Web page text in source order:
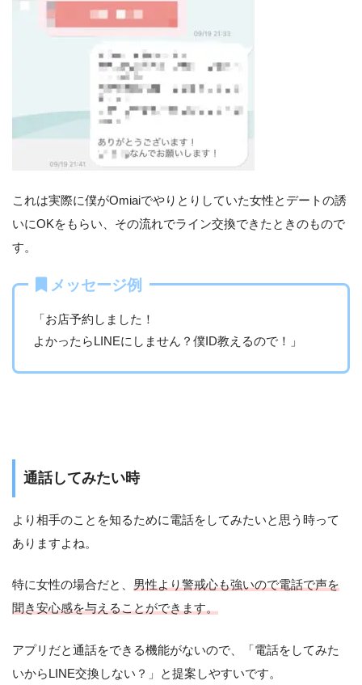
これは実際に僕がOmiaiでやりとりしていた女性とデートの誘
いにOKをもらい、その流れでライン交換できたときのもので
す。
メッセージ例
「お店予約しました！
よかったらLINEにしません？僕ID教えるので！」
通話してみたい時
より相手のことを知るために電話をしてみたいと思う時って
ありますよね。
特に女性の場合だと、 男性より警戒心も強いので電話で声を
聞き安心感を与えることができます。
アプリだと通話をできる機能がないので、「電話をしてみた
いからLINE交換しない？」と提案しやすいです。